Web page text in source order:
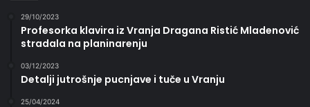
29/10/2023
Profesorka klavira iz Vranja Dragana Ristić Mladenović
stradala na planinarenju
03/12/2023
Detalji jutrošnje pucnjave i tuče u Vranju
25/04/2024